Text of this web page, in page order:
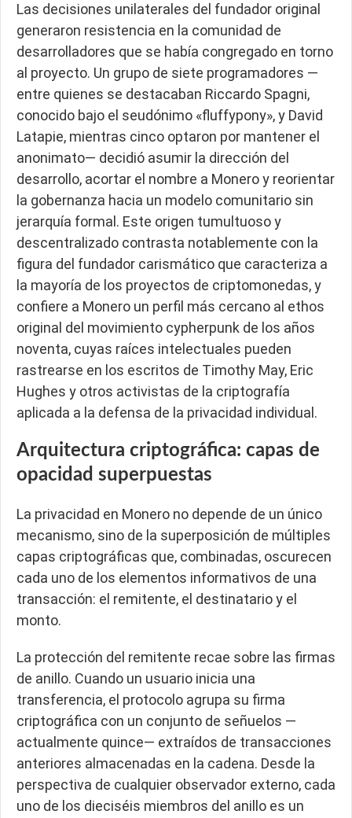
Las decisiones unilaterales del fundador original
generaron resistencia en la comunidad de
desarrolladores que se había congregado en torno
al proyecto. Un grupo de siete programadores —
entre quienes se destacaban Riccardo Spagni,
conocido bajo el seudónimo «fluffypony», y David
Latapie, mientras cinco optaron por mantener el
anonimato— decidió asumir la dirección del
desarrollo, acortar el nombre a Monero y reorientar
la gobernanza hacia un modelo comunitario sin
jerarquía formal. Este origen tumultuoso y
descentralizado contrasta notablemente con la
figura del fundador carismático que caracteriza a
la mayoría de los proyectos de criptomonedas, y
confiere a Monero un perfil más cercano al ethos
original del movimiento cypherpunk de los años
noventa, cuyas raíces intelectuales pueden
rastrearse en los escritos de Timothy May, Eric
Hughes y otros activistas de la criptografía
aplicada a la defensa de la privacidad individual.
Arquitectura criptográfica: capas de
opacidad superpuestas
La privacidad en Monero no depende de un único
mecanismo, sino de la superposición de múltiples
capas criptográficas que, combinadas, oscurecen
cada uno de los elementos informativos de una
transacción: el remitente, el destinatario y el
monto.
La protección del remitente recae sobre las firmas
de anillo. Cuando un usuario inicia una
transferencia, el protocolo agrupa su firma
criptográfica con un conjunto de señuelos —
actualmente quince— extraídos de transacciones
anteriores almacenadas en la cadena. Desde la
perspectiva de cualquier observador externo, cada
uno de los dieciséis miembros del anillo es un